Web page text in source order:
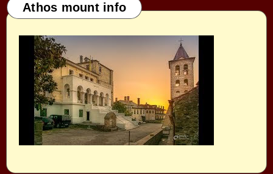
Athos mount info